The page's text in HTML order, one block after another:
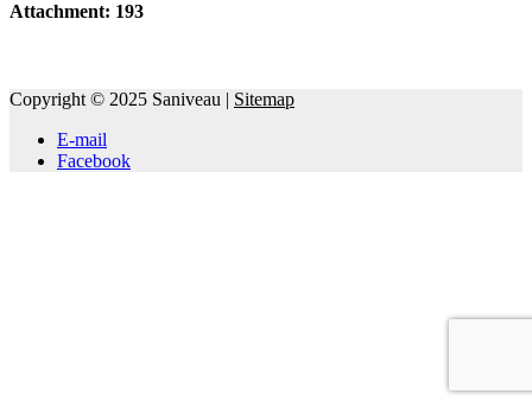
Attachment: 193
Copyright © 2025 Saniveau | Sitemap
E-mail
Facebook